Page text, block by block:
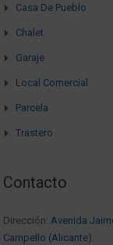
Casa De Pueblo
Chalet
Garaje
Local Comercial
Parcela
Trastero
Contacto
Dirección: Avenida
Campello (Alicante).